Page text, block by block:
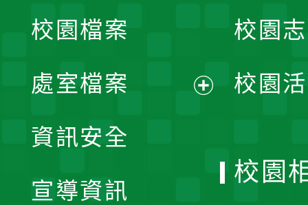
單
校園檔案
處室檔案
資訊安全
宣導資訊
校園
校園
校園